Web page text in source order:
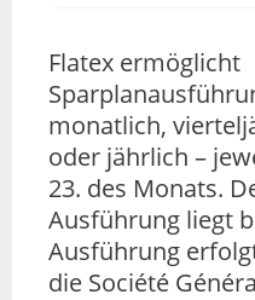
Flatex ermöglicht
monatlich,
oder jährlich –
23. des Monats.
Ausführung liegt
Ausführung
die Société